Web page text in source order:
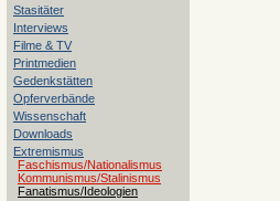
Stasitäter
Interviews
Filme & TV
Printmedien
Gedenkstätten
Opferverbände
Wissenschaft
Downloads
Extremismus
Faschismus/Nationalismus
Kommunismus/Stalinismus
Fanatismus/Ideologien